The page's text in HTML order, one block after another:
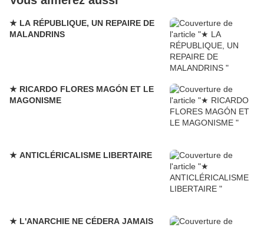
★ LA RÉPUBLIQUE, UN REPAIRE DE
MALANDRINS
★ RICARDO FLORES MAGÓN ET LE
MAGONISME
★ ANTICLÉRICALISME LIBERTAIRE
★ L'ANARCHIE NE CÉDERA JAMAIS